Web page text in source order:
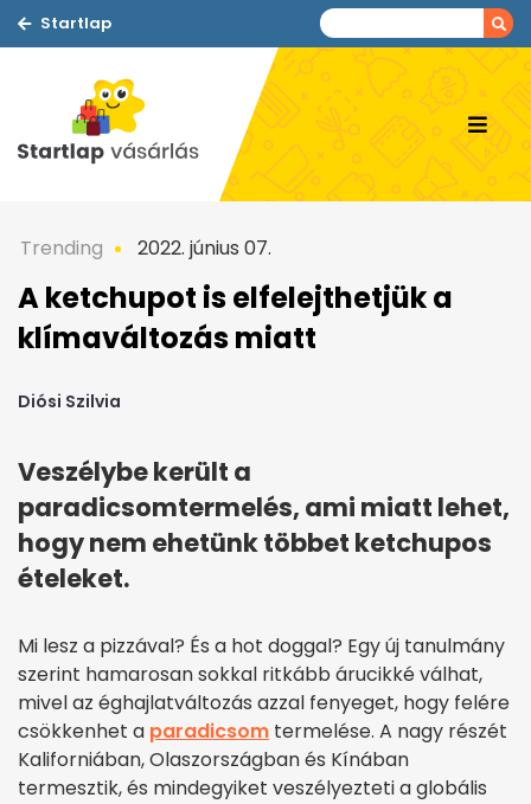
Startlap
Trending 2022. június 07.
A ketchupot is elfelejthetjük a
klímaváltozás miatt
Diósi Szilvia
Veszélybe került a
paradicsomtermelés, ami miatt lehet,
hogy nem ehetünk többet ketchupos
ételeket.
Mi lesz a pizzával? És a hot doggal? Egy új tanulmány
szerint hamarosan sokkal ritkább árucikké válhat,
mivel az éghajlatváltozás azzal fenyeget, hogy felére
csökkenhet a paradicsom termelése. A nagy részét
Kaliforniában, Olaszországban és Kínában
termesztik, és mindegyiket veszélyezteti a globális